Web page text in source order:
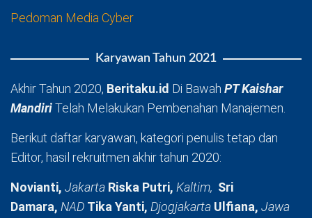
Pedoman Media Cyber
Karyawan Tahun 2021
Akhir Tahun 2020, Beritaku.id Di Bawah PT Kaishar
MandiriTelah Melakukan Pembenahan Manajemen.
Berikut daftar karyawan, kategori penulis tetap dan
Editor, hasil rekruitmen akhir tahun 2020:
Novianti, Jakarta Riska Putri, Kaltim, Sri
Damara, NAD Tika Yanti, Djogjakarta Ulfiana, Jawa